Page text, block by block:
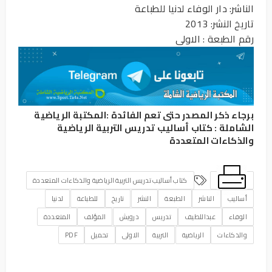
الناشر: دار الوفاء لدنيا للطباعة
تاريخ النشر: 2013
رقم الطبعة : الاولى
برجاء ذكر المصدر حتى تعم الفائدة :المكتبة الرياضية
الشاملة :كتاب أساليب تدريس التربية الرياضية
والذكاءات المتعددة
كتاب أساليب تدريس التربية الرياضية والذكاءات المتعددة
أساليب
الناشر الطبعة النشر تاريخ للطباعة
لدنيا
الوفاء
عبداللطيف تدريس درويش المؤلف
المتعددة
والذكاءات
الرياضية التربية الاولى تحميل PDF